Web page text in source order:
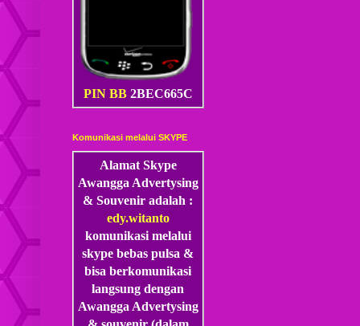
PIN BB 2BEC665C
Komunikasi melalui SKYPE
Alamat Skype
Awangga Advertysing
& Souvenir adalah :
edy.witanto
komunikasi melalui
skype bebas pulsa &
bisa berkomunikasi
langsung dengan
Awangga Advertysing